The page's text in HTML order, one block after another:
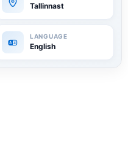
Tallinnast
English